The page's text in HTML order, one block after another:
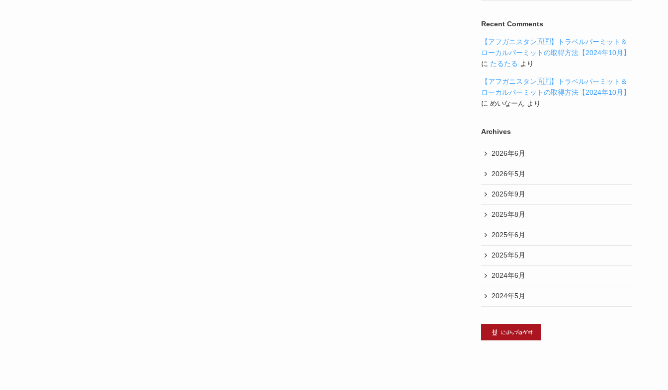
Recent Comments
【アフガニスタン🇦🇫】トラベルパーミット＆
ローカルパーミットの取得方法【2024年10月】
に たるたる より
【アフガニスタン🇦🇫】トラベルパーミット＆
ローカルパーミットの取得方法【2024年10月】
に めいなーん より
Archives
2026年6月
2026年5月
2025年9月
2025年8月
2025年6月
2025年5月
2024年6月
2024年5月